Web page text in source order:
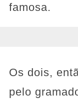
famosa.
Os dois,
pelo